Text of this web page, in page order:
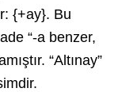
{+ay}. Bu
“-a benzer,
“Altınay”